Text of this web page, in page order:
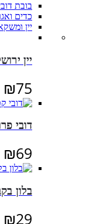
בובת
כדים
יין
יין
₪75
דובי
₪69
בלון
₪29